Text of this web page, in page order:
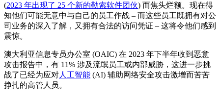
(2023 年出现了 25 个新的勒索软件团伙) 而焦头烂额。现在得
知他们可能无意中与自己的员工作战 – 而这些员工既拥有对公
司业务的深入了解，又拥有合法的访问凭证 – 这将令他们感到
震惊。
澳大利亚信息专员办公室 (OAIC) 在 2023 年下半年收到恶意
攻击报告中，有 11% 涉及流氓员工或内部威胁，这进一步挑
战了已经为应对人工智能 (AI) 辅助网络安全攻击激增而苦苦
挣扎的高管人员。